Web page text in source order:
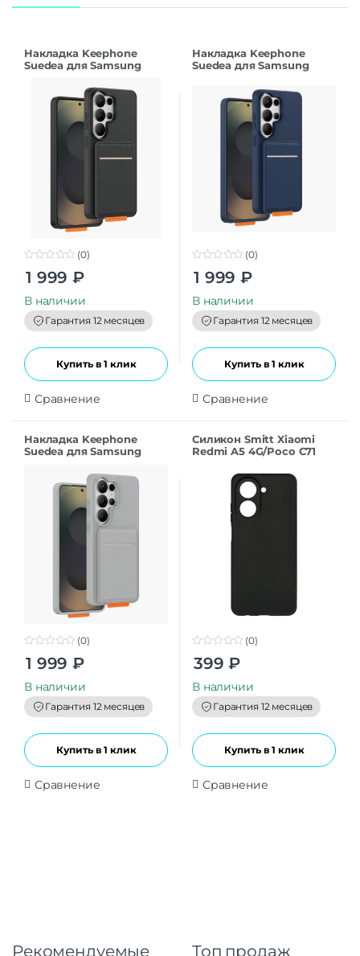
Накладка Keephone
Suedea для Samsung
t
o
f
5
(0)
1 999 ₽
В наличии
Гарантия 12 месяцев
Купить в 1 клик
Сравнение
Накладка Keephone
Suedea для Samsung
t
o
f
5
(0)
1 999 ₽
В наличии
Гарантия 12 месяцев
Купить в 1 клик
Сравнение
Накладка Keephone
Suedea для Samsung
t
o
f
5
(0)
1 999 ₽
В наличии
Гарантия 12 месяцев
Купить в 1 клик
Сравнение
Силикон Smitt Xiaomi
Redmi A5 4G/Poco C71
o
t
o
f
5
(0)
399 ₽
В наличии
Гарантия 12 месяцев
Купить в 1 клик
Сравнение
Рекомендуемые
Топ продаж